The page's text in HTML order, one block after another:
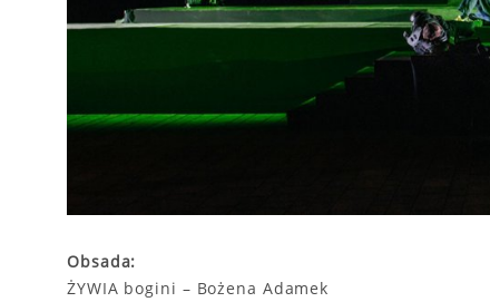
Obsada:
ŻYWIA bogini – Bożena Adamek